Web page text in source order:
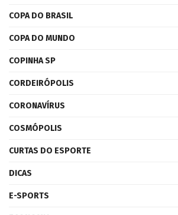
COPA DO BRASIL
COPA DO MUNDO
COPINHA SP
CORDEIRÓPOLIS
CORONAVÍRUS
COSMÓPOLIS
CURTAS DO ESPORTE
DICAS
E-SPORTS